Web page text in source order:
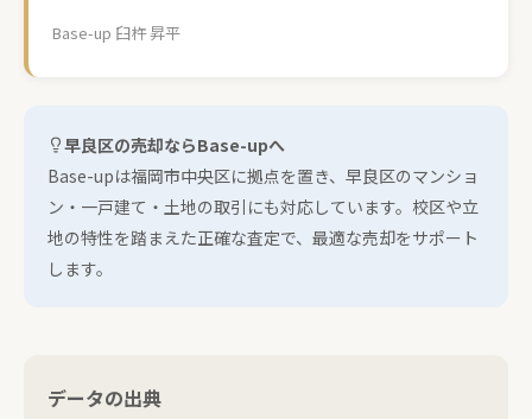
Base-up 臼杵 昇平
早良区の売却ならBase-upへ
Base-upは福岡市中央区に拠点を置き、早良区のマンショ
ン・一戸建て・土地の取引にも対応しています。校区や立
地の特性を踏まえた正確な査定で、最適な売却をサポート
します。
データの出典